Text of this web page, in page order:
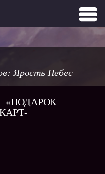
Ярость Небес
«ПОДАРОК